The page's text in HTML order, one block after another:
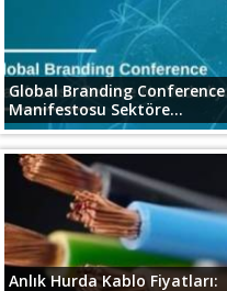
Global Branding Conference
Manifestosu Sektöre...
Anlık Hurda Kablo Fiyatları: